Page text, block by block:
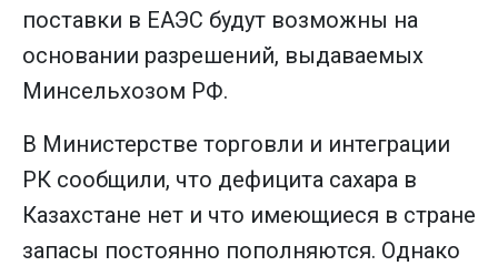
поставки в ЕАЭС будут возможны на
основании разрешений, выдаваемых
Минсельхозом РФ.
В Министерстве торговли и интеграции
РК сообщили, что дефицита сахара в
Казахстане нет и что имеющиеся в стране
запасы постоянно пополняются. Однако